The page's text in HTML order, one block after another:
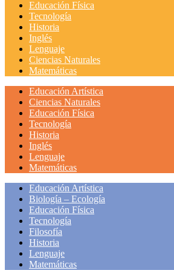
Educación Física
Tecnología
Historia
Inglés
Lenguaje
Ciencias Naturales
Matemáticas
Educación Artística
Ciencias Naturales
Educación Física
Tecnología
Historia
Inglés
Lenguaje
Matemáticas
Educación Artística
Biología – Ecología
Educación Física
Tecnología
Filosofía
Historia
Lenguaje
Matemáticas